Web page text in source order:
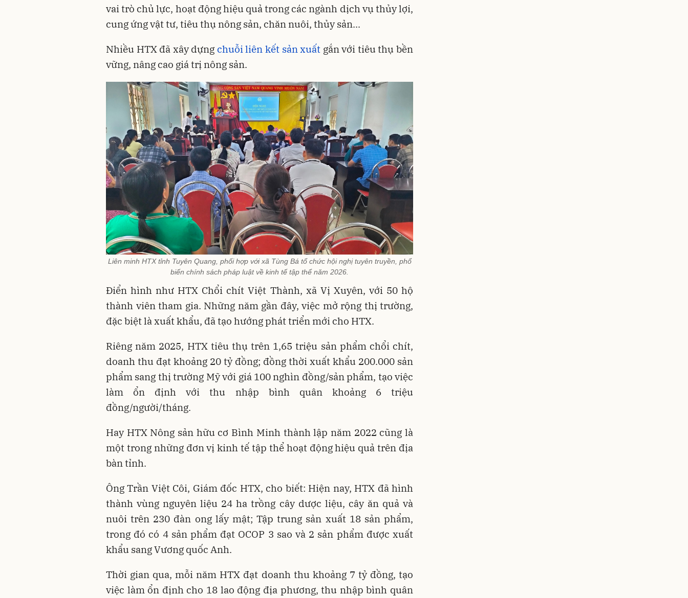
vai trò chủ lực, hoạt động hiệu quả trong các ngành dịch vụ thủy lợi,
cung ứng vật tư, tiêu thụ nông sản, chăn nuôi, thủy sản...
Nhiều HTX đã xây dựng chuỗi liên kết sản xuất gắn với tiêu thụ bền
vững, nâng cao giá trị nông sản.
Liên minh HTX tỉnh Tuyên Quang, phối hợp với xã Tùng Bá tổ chức hội nghị tuyên truyền, phổ
biến chính sách pháp luật về kinh tế tập thể năm 2026.
Điển hình như HTX Chổi chít Việt Thành, xã Vị Xuyên, với 50 hộ
thành viên tham gia. Những năm gần đây, việc mở rộng thị trường,
đặc biệt là xuất khẩu, đã tạo hướng phát triển mới cho HTX.
Riêng năm 2025, HTX tiêu thụ trên 1,65 triệu sản phẩm chổi chít,
doanh thu đạt khoảng 20 tỷ đồng; đồng thời xuất khẩu 200.000 sản
phẩm sang thị trường Mỹ với giá 100 nghìn đồng/sản phẩm, tạo việc
làm ổn định với thu nhập bình quân khoảng 6 triệu
đồng/người/tháng.
Hay HTX Nông sản hữu cơ Bình Minh thành lập năm 2022 cũng là
một trong những đơn vị kinh tế tập thể hoạt động hiệu quả trên địa
bàn tỉnh.
Ông Trần Việt Côi, Giám đốc HTX, cho biết: Hiện nay, HTX đã hình
thành vùng nguyên liệu 24 ha trồng cây dược liệu, cây ăn quả và
nuôi trên 230 đàn ong lấy mật; Tập trung sản xuất 18 sản phẩm,
trong đó có 4 sản phẩm đạt OCOP 3 sao và 2 sản phẩm được xuất
khẩu sang Vương quốc Anh.
Thời gian qua, mỗi năm HTX đạt doanh thu khoảng 7 tỷ đồng, tạo
việc làm ổn định cho 18 lao động địa phương, thu nhập bình quân